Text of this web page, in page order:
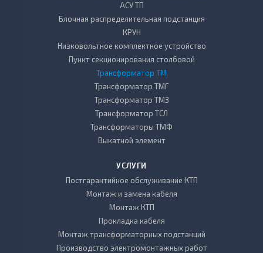
АСУ ТП
Блочная распределительная подстанция
КРУН
Низковольтное комплектное устройство
Пункт секционирования столбовой
Трансформатор ТМ
Трансформатор ТМГ
Трансформатор ТМЗ
Трансформатор ТСЛ
Трансформаторы ТМФ
Выкатной элемент
УСЛУГИ
Постгарантийное обслуживание КТП
Монтаж и замена кабеля
Монтаж КТП
Прокладка кабеля
Монтаж трансформаторных подстанций
Производство электромонтажных работ